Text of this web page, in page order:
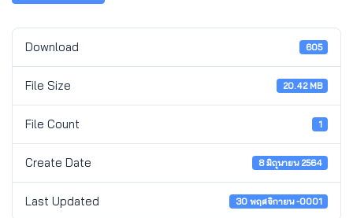
Download 605
File Size 20.42 MB
File Count 1
Create Date 8 มิถุนายน 2564
Last Updated 30 พฤศจิกายน -0001